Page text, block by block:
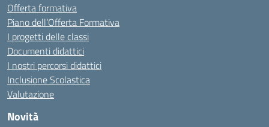
Offerta formativa
Piano dell’Offerta Formativa
I progetti delle classi
Documenti didattici
I nostri percorsi didattici
Inclusione Scolastica
Valutazione
Novità